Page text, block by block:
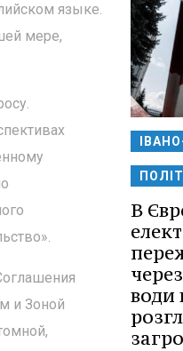
языке.
мере,
и Зоной
В
води